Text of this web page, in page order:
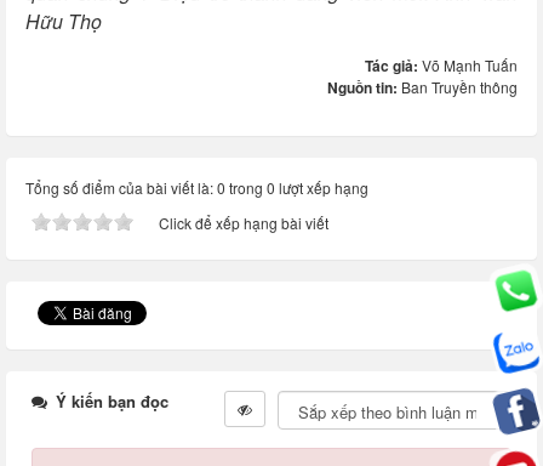
Hữu Thọ
Tác giả: Võ Mạnh Tuấn
Nguồn tin: Ban Truyền thông
Tổng số điểm của bài viết là: 0 trong 0 lượt xếp hạng
Click để xếp hạng bài viết
Ý kiến bạn đọc